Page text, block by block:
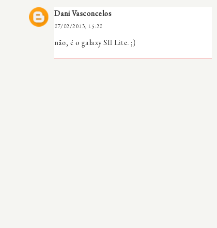
Dani Vasconcelos
07/02/2013, 15:20
não, é o galaxy SII Lite. ;)